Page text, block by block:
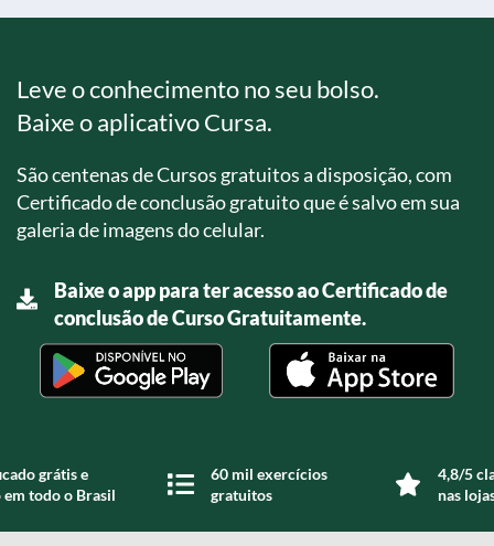
Leve o conhecimento no seu bolso.
Baixe o aplicativo Cursa.
São centenas de Cursos gratuitos a disposição, com
Certificado de conclusão gratuito que é salvo em sua
galeria de imagens do celular.
Baixe o app para ter acesso ao Certificado de
conclusão de Curso Gratuitamente.
grátis e
todo o Brasil
60 mil exercícios
gratuitos
4,8/5
nas